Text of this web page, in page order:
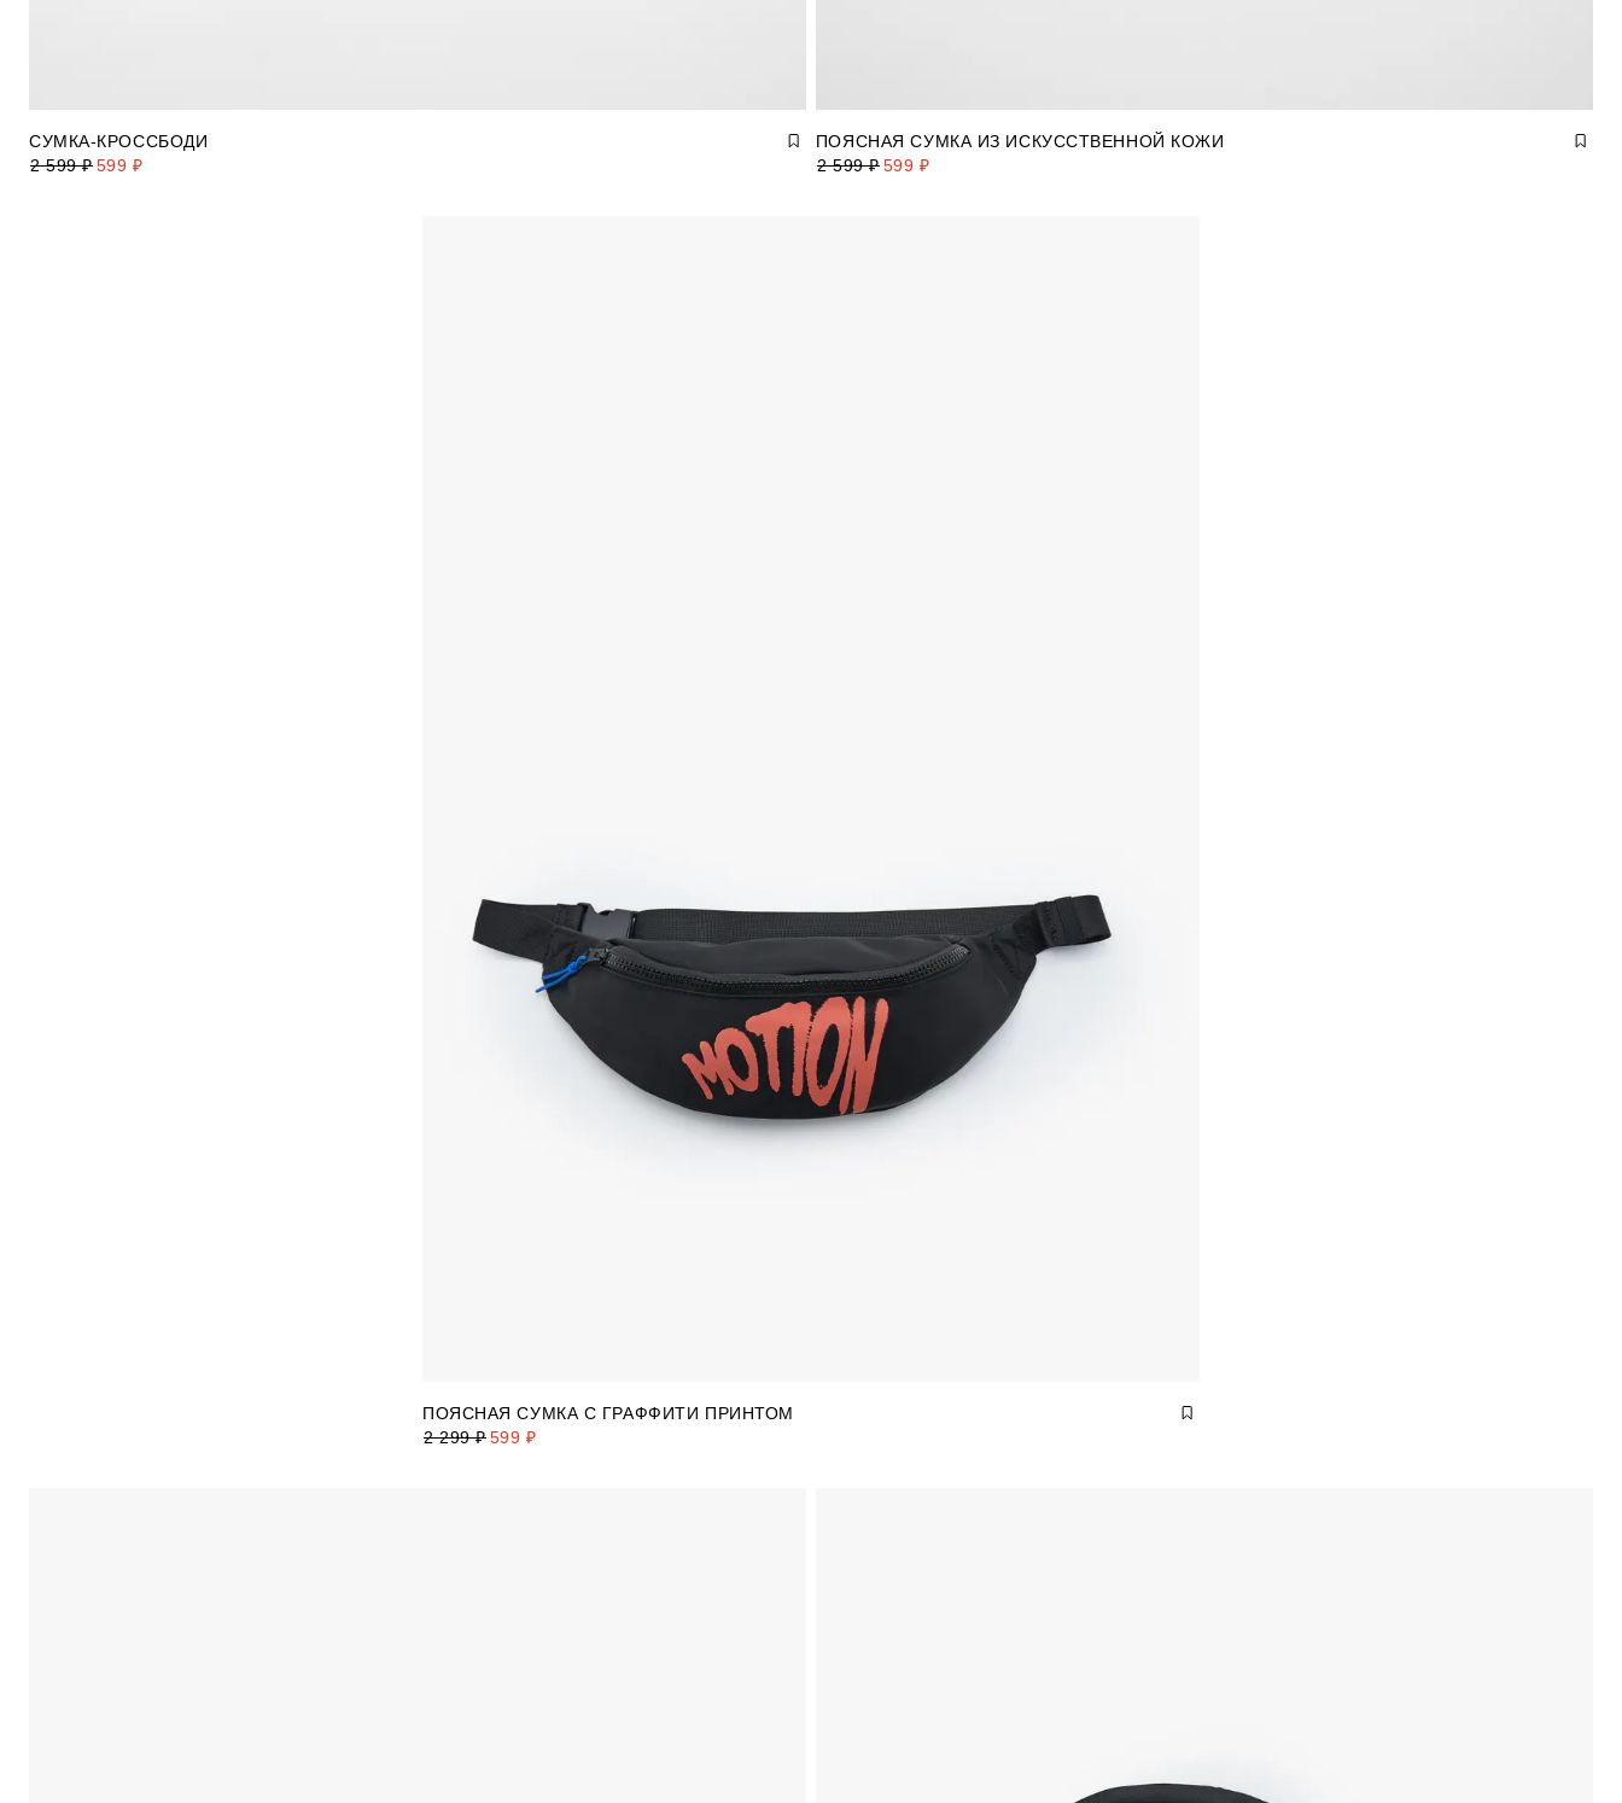
СУМКА-КРОССБОДИ
599 ₽
2 599 ₽
ПОЯСНАЯ СУМКА ИЗ ИСКУССТВЕННОЙ КОЖИ
599 ₽
2 599 ₽
ПОЯСНАЯ СУМКА С ГРАФФИТИ ПРИНТОМ
599 ₽
2 299 ₽